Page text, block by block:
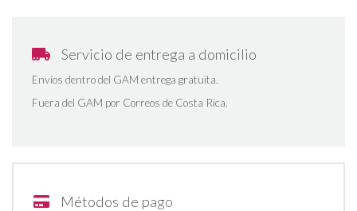
Servicio de entrega a domicilio
Envios dentro del GAM entrega gratuita.
Fuera del GAM por Correos de Costa Rica.
Métodos de pago